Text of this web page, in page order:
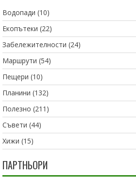
Водопади (10)
Екопътеки (22)
Забележителности (24)
Маршрути (54)
Пещери (10)
Планини (132)
Полезно (211)
Съвети (44)
Хижи (15)
ПАРТНЬОРИ